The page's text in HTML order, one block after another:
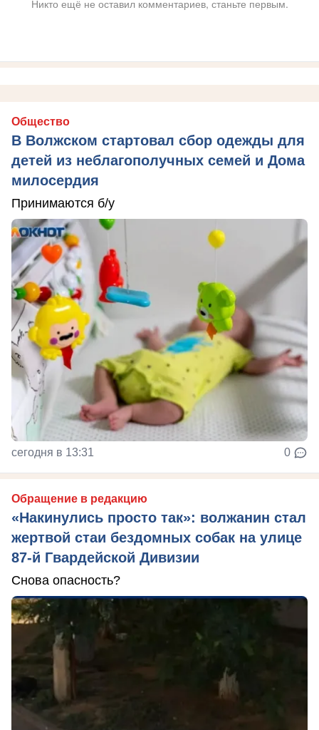
Никто ещё не оставил комментариев, станьте первым.
Общество
В Волжском стартовал сбор одежды для
детей из неблагополучных семей и Дома
милосердия
Принимаются б/у
сегодня в 13:31 0
Обращение в редакцию
«Накинулись просто так»: волжанин стал
жертвой стаи бездомных собак на улице
87-й Гвардейской Дивизии
Снова опасность?